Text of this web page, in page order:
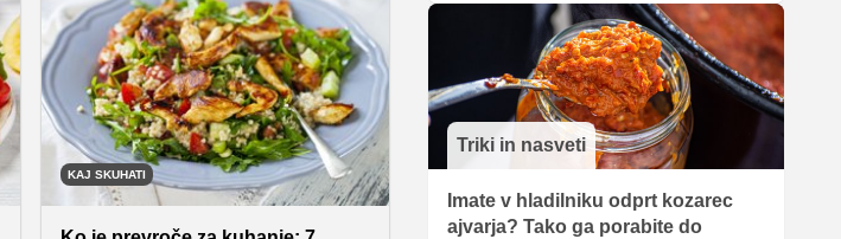
Med njimi boste našli vse od
testenin in rižote do zelenjavnih in
ribjih jedi ter priljubljenega
piščančjega gyrosa.
KAJ SKUHATI
Triki in nasveti
Imate v hladilniku odprt kozarec
ajvarja? Tako ga porabite do